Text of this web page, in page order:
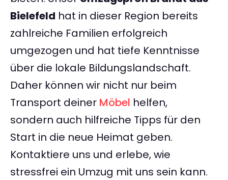
Bielefeld hat in dieser Region bereits
zahlreiche Familien erfolgreich
umgezogen und hat tiefe Kenntnisse
über die lokale Bildungslandschaft.
Daher können wir nicht nur beim
Transport deiner Möbel helfen,
sondern auch hilfreiche Tipps für den
Start in die neue Heimat geben.
Kontaktiere uns und erlebe, wie
stressfrei ein Umzug mit uns sein kann.